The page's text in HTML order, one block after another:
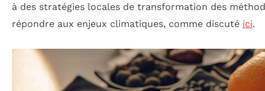
à des stratégies locales de transformation des
répondre aux enjeux climatiques, comme discuté ici.